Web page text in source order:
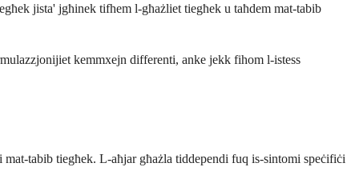
jista' jgħinek tifhem l-għażliet tiegħek u taħdem mat-tabib
kemmxejn differenti, anke jekk fihom l-istess
tabib tiegħek. L-aħjar għażla tiddependi fuq is-sintomi speċifiċi